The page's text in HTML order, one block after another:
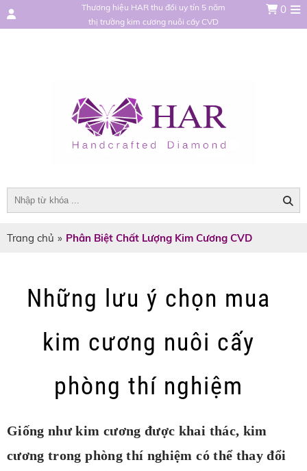
Thương hiệu HAR thu đổi uy tín 5 năm
thị trường kim cương nuôi cấy CVD
0
Trang chủ » Phân Biệt Chất Lượng Kim Cương CVD
Những lưu ý chọn mua
kim cương nuôi cấy
phòng thí nghiệm
Giống như kim cương được khai thác, kim
cương trong phòng thí nghiệm có thể thay đổi